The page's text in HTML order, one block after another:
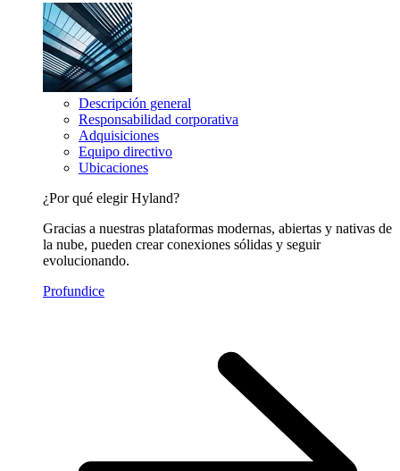
Descripción general
Responsabilidad corporativa
Adquisiciones
Equipo directivo
Ubicaciones
¿Por qué elegir Hyland?
Gracias a nuestras plataformas modernas, abiertas y nativas de
la nube, pueden crear conexiones sólidas y seguir
evolucionando.
Profundice